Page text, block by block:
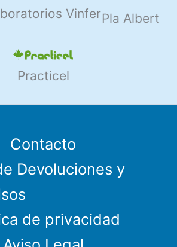
VinferPla Albert
Practicel
Contacto
Devoluciones y
de privacidad